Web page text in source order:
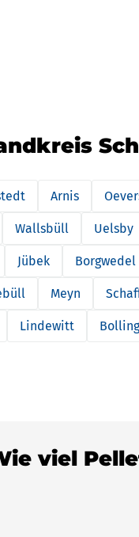
Arnis
Wallsbüll Uelsby
Jübek Borgwedel
Meyn
Lindewitt
viel